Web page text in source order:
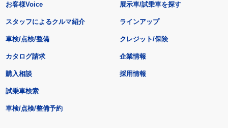
お客様Voice
スタッフによるクルマ紹介
展示車/試乗車を探す
ラインアップ
車検/点検/整備 クレジット/保険
カタログ請求
購入相談
試乗車検索
車検/点検/整備予約
企業情報
採用情報